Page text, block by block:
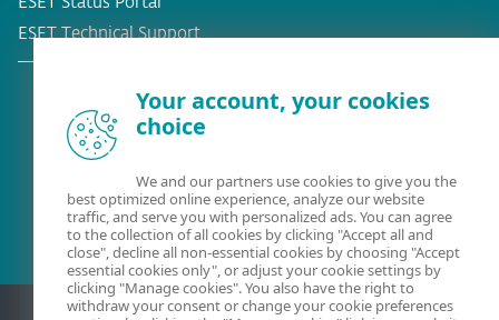
ESET Technical Support
Olemasolev klient?
Your account, your cookies
choice
We and our partners use cookies to give you the
best optimized online experience, analyze our website
traffic, and serve you with personalized ads. You can agree
to the collection of all cookies by clicking "Accept all and
close", decline all non-essential cookies by choosing "Accept
essential cookies only", or adjust your cookie settings by
clicking "Manage cookies". You also have the right to
withdraw your consent or change your cookie preferences